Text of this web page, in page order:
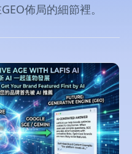
佈局的細節裡。